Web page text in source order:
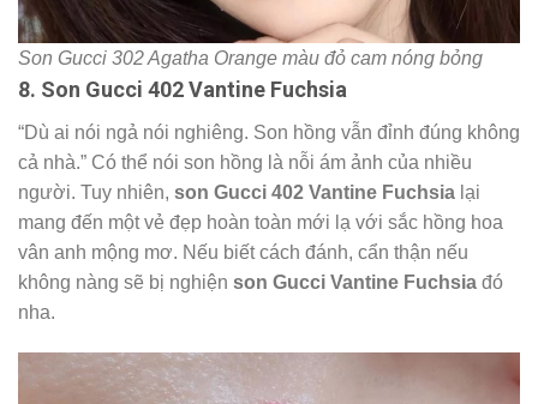
Son Gucci 302 Agatha Orange màu đỏ cam nóng bỏng
8. Son Gucci 402 Vantine Fuchsia